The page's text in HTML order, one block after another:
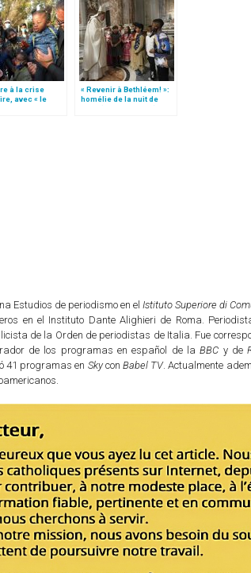
à la crise
avec « le
« Revenir à Bethléem! »:
homélie de la nuit de
Noël (texte complet)
Estudios de periodismo en el Istituto Superiore di
en el Instituto Dante Alighieri de Roma.
de la Orden de periodistas de Italia. Fue
de los programas en español de laBBC y de
41 programas en Skycon Babel TV. Actualmente